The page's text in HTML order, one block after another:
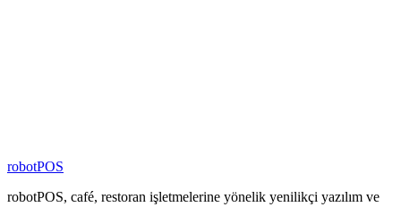
robotPOS
robotPOS, café, restoran işletmelerine yönelik yenilikçi yazılım ve